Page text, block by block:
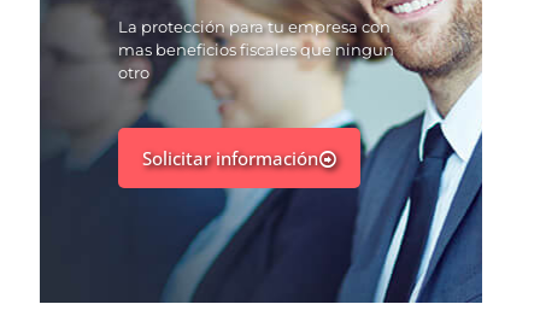
La protección para tu empresa con
mas beneficios fiscales que ningun
otro
Solicitar información